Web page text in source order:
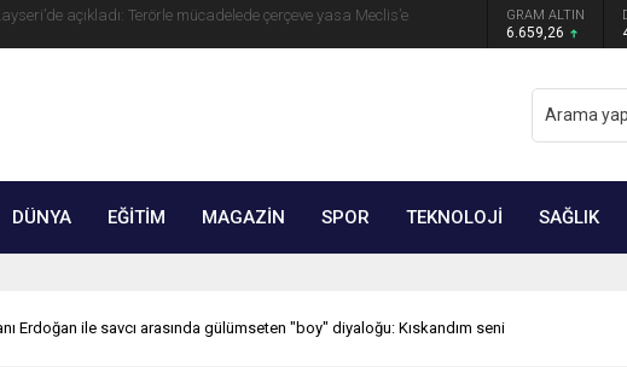
korktum’ deyip ilk kez açıkladı: En büyük tehdit dışarısıdır! GRAM ALTIN
6.659,26
DÜNYA EĞİTİM MAGAZİN SPOR TEKNOLOJİ SAĞLIK
Erdoğan ile savcı arasında gülümseten "boy" diyaloğu: Kıskandım seni